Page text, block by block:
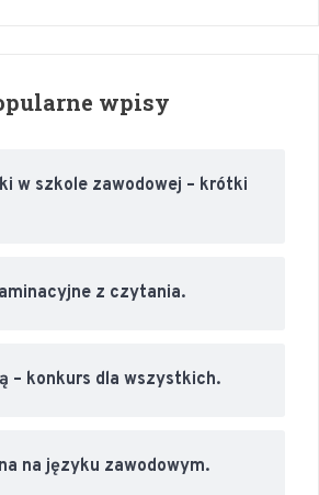
wpisy
w szkole zawodowej – krótki
z czytania.
– konkurs dla wszystkich.
na języku zawodowym.